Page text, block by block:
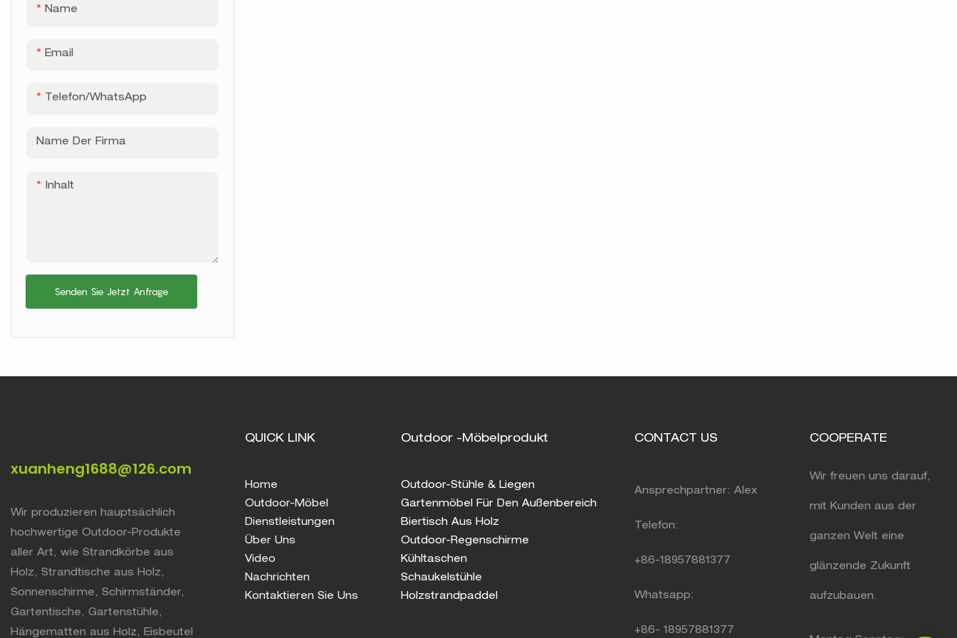
Name
Email
Telefon/WhatsApp
Name Der Firma
Inhalt
Senden Sie Jetzt Anfrage
xuanheng1688@126.com
Wir produzieren hauptsächlich
hochwertige Outdoor-Produkte
aller Art, wie Strandkörbe aus
Holz, Strandtische aus Holz,
Sonnenschirme, Schirmständer,
Gartentische, Gartenstühle,
Hängematten aus Holz, Eisbeutel
QUICK LINK
Home
Outdoor-Möbel
Dienstleistungen
Über Uns
Video
Nachrichten
Kontaktieren Sie Uns
Outdoor -Möbelprodukt
Outdoor-Stühle & Liegen
Gartenmöbel Für Den Außenbereich
Biertisch Aus Holz
Outdoor-Regenschirme
Kühltaschen
Schaukelstühle
Holzstrandpaddel
CONTACT US
Ansprechpartner: Alex
Telefon:
+86-18957881377
Whatsapp:
+86- 18957881377
COOPERATE
Wir freuen uns darauf,
mit Kunden aus der
ganzen Welt eine
glänzende Zukunft
aufzubauen.